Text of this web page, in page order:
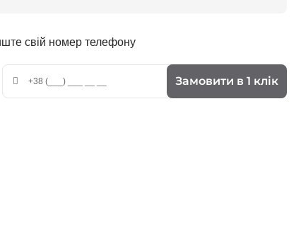
свій номер телефону
Замовити в 1 клік